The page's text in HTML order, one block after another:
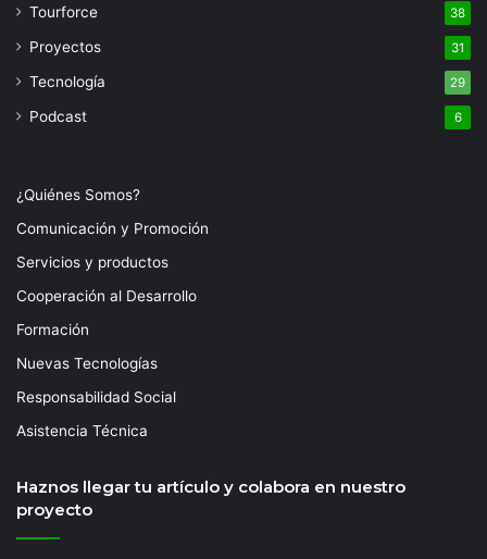
Tourforce 38
Proyectos 31
Tecnología 29
Podcast 6
¿Quiénes Somos?
Comunicación y Promoción
Servicios y productos
Cooperación al Desarrollo
Formación
Nuevas Tecnologías
Responsabilidad Social
Asistencia Técnica
Haznos llegar tu artículo y colabora en nuestro
proyecto